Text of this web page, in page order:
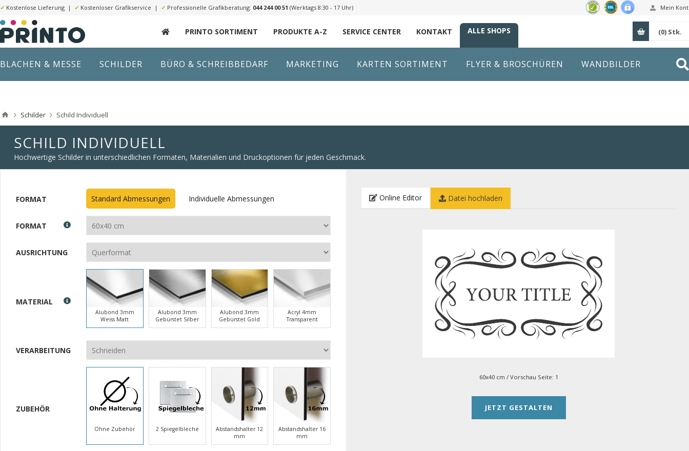
Mein
✓ Kostenlose Lieferung | ✓ Kostenloser Grafikservice | ✓ Professionelle Grafikberatung: 044 244 00 51 (Werktags 8:30 - 17 Uhr)
PRINTO SORTIMENT PRODUKTE A-Z SERVICE CENTER KONTAKT ALLE SHOPS (0) Stk.
BLACHEN & MESSE SCHILDER BÜRO & SCHREIBBEDARF MARKETING KARTEN SORTIMENT FLYER & BROSCHÜREN WANDBILDER
Schilder Schild Individuell
SCHILD INDIVIDUELL
Hochwertige Schilder in unterschiedlichen Formaten, Materialien und Druckoptionen für jeden Geschmack.
FORMAT Standard Abmessungen Individuelle Abmessungen
FORMAT
AUSRICHTUNG
MATERIAL
Alubond 3mm
Weiss Matt
Alubond 3mm
Gebürstet Silber
Alubond 3mm
Gebürstet Gold
Acryl 4mm
Transparent
VERARBEITUNG
ZUBEHÖR
Ohne Zubehör 2 Spiegelbleche
Abstandshalter 12
mm
Abstandshalter 16
mm
Online Editor Datei hochladen
60x40 cm / Vorschau Seite: 1
JETZT GESTALTEN